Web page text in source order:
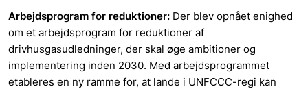
Arbejdsprogram for reduktioner: Der blev opnået enighed
om et arbejdsprogram for reduktioner af
drivhusgasudledninger, der skal øge ambitioner og
implementering inden 2030. Med arbejdsprogrammet
etableres en ny ramme for, at lande i UNFCCC-regi kan